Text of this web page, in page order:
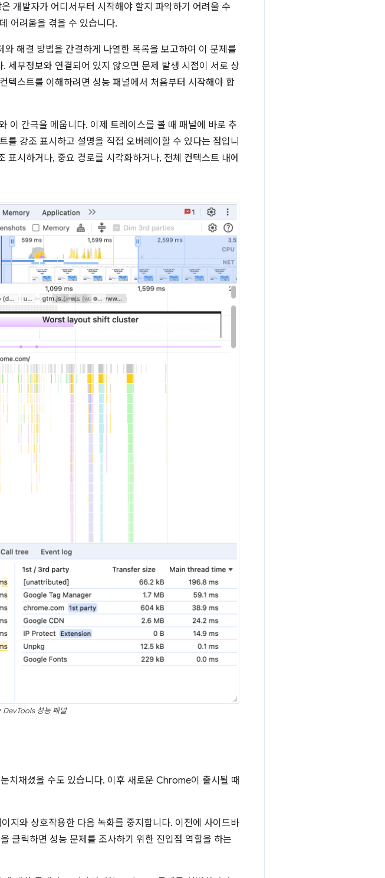
개발자가 어디서부터 시작해야 할지 파악하기 어려울 수
어려움을 겪을 수 있습니다.
해결 방법을 간결하게 나열한 목록을 보고하여 이 문제를
세부정보와 연결되어 있지 않으면 문제 발생 시점이 서로 상
텍스트를 이해하려면 성능 패널에서 처음부터 시작해야 합
이 간극을 메웁니다. 이제 트레이스를 볼 때 패널에 바로 추
강조 표시하고 설명을 직접 오버레이할 수 있다는 점입니
시하거나, 중요 경로를 시각화하거나, 전체 컨텍스트 내에
DevTools 성능 패널
치채셨을 수도 있습니다. 이후 새로운 Chrome이 출시될 때
지와 상호작용한 다음 녹화를 중지합니다. 이전에 사이드바
클릭하면 성능 문제를 조사하기 위한 진입점 역할을 하는